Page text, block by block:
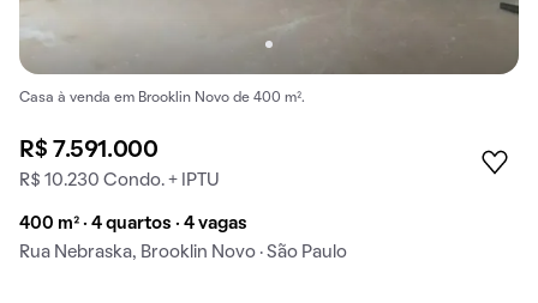
Casa à venda em Brooklin Novo de 400 m².
R$ 7.591.000
R$ 10.230 Condo. + IPTU
400 m² · 4 quartos · 4 vagas
Rua Nebraska, Brooklin Novo · São Paulo